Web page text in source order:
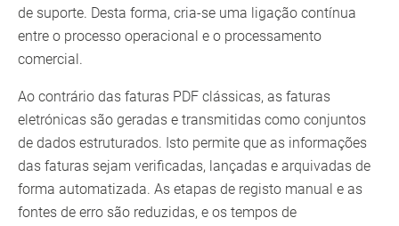
de suporte. Desta forma, cria-se uma ligação contínua
entre o processo operacional e o processamento
comercial.
Ao contrário das faturas PDF clássicas, as faturas
eletrónicas são geradas e transmitidas como conjuntos
de dados estruturados. Isto permite que as informações
das faturas sejam verificadas, lançadas e arquivadas de
forma automatizada. As etapas de registo manual e as
fontes de erro são reduzidas, e os tempos de